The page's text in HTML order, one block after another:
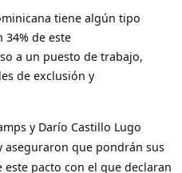
tiene algún tipo
34% de este
a un puesto de trabajo,
de exclusión y
y Darío Castillo Lugo
que pondrán sus
pacto con el que declaran